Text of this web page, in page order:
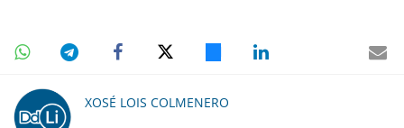
XOSÉ LOIS COLMENERO